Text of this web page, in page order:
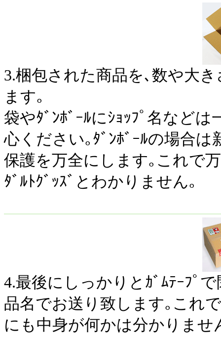
3.梱包された商品を､数や大
ます｡
袋やﾀﾞﾝﾎﾞｰﾙにｼｮｯﾌﾟ名など
心ください｡ﾀﾞﾝﾎﾞｰﾙの場合
保護を万全にします｡これで
ﾀﾞﾙﾄｸﾞｯｽﾞとわかりません｡
4.最後にしっかりとｶﾞﾑﾃｰﾌﾟ
品名でお送り致します｡これ
にも中身が何かは分かりませ